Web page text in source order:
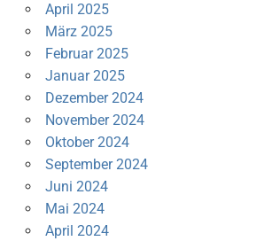
April 2025
März 2025
Februar 2025
Januar 2025
Dezember 2024
November 2024
Oktober 2024
September 2024
Juni 2024
Mai 2024
April 2024